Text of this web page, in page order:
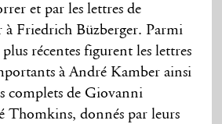
et par les lettres de
Friedrich Büzberger. Parmi
récentes figurent les lettres
à André Kamber ainsi
complets de Giovanni
Thomkins, donnés par leurs